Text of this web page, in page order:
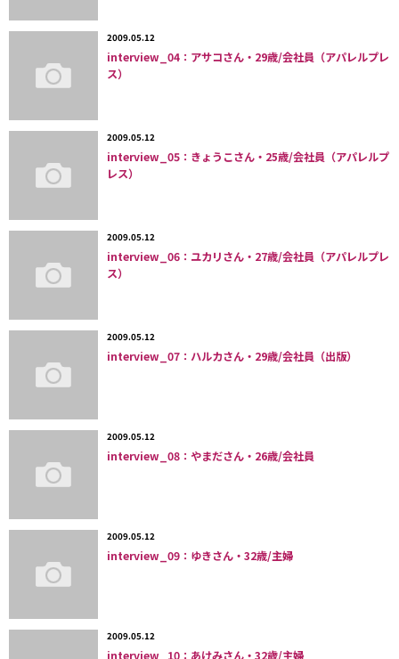
2009.05.12
interview_04：アサコさん・29歳/会社員（アパレルプレ
ス）
2009.05.12
interview_05：きょうこさん・25歳/会社員（アパレルプ
レス）
2009.05.12
interview_06：ユカリさん・27歳/会社員（アパレルプレ
ス）
2009.05.12
interview_07：ハルカさん・29歳/会社員（出版）
2009.05.12
interview_08：やまださん・26歳/会社員
2009.05.12
interview_09：ゆきさん・32歳/主婦
2009.05.12
interview_10：あけみさん・32歳/主婦